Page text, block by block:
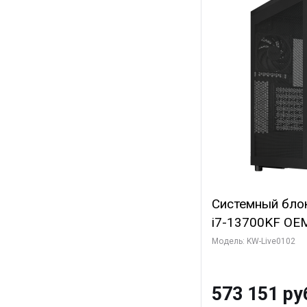
Системный
i7-13700KF
7, C16 8EC/
Turbo/ 960 ГБ
Модель: KW-Live0102
573 151